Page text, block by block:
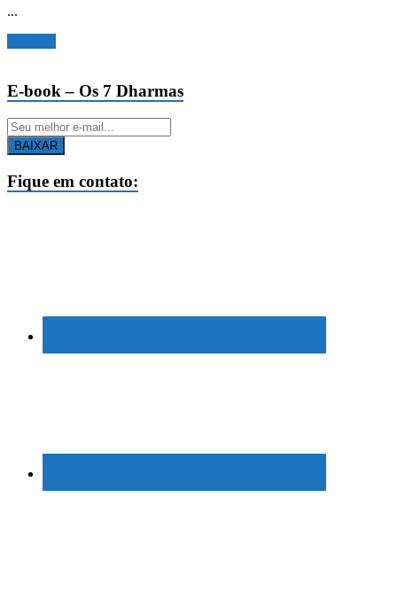
...
E-book – Os 7 Dharmas
BAIXAR
Fique em contato: